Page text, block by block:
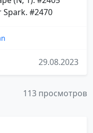
#2470
29.08.2023
113 просмотров